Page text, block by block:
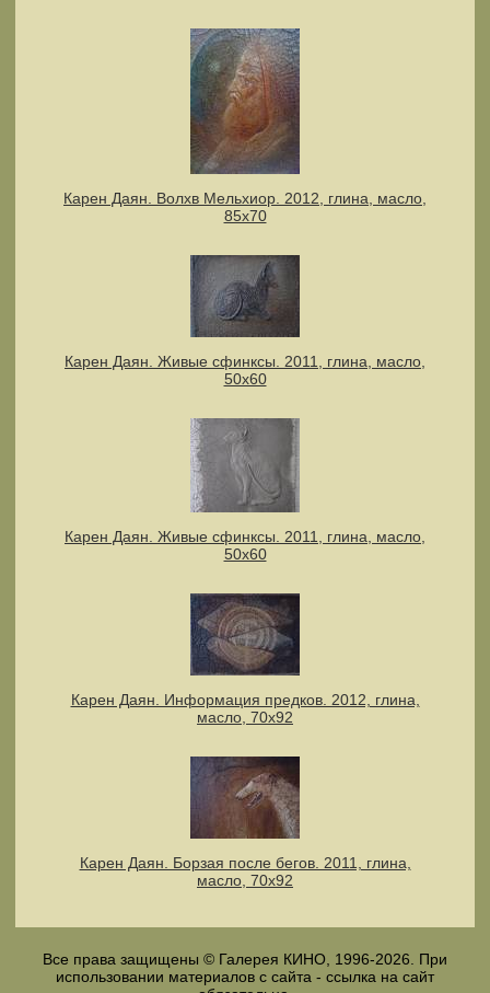
Карен Даян. Волхв Мельхиор. 2012, глина, масло,
85х70
Карен Даян. Живые сфинксы. 2011, глина, масло,
50х60
Карен Даян. Живые сфинксы. 2011, глина, масло,
50х60
Карен Даян. Информация предков. 2012, глина,
масло, 70х92
Карен Даян. Борзая после бегов. 2011, глина,
масло, 70х92
Все права защищены © Галерея КИНО, 1996-2026. При
использовании материалов с сайта - ссылка на сайт